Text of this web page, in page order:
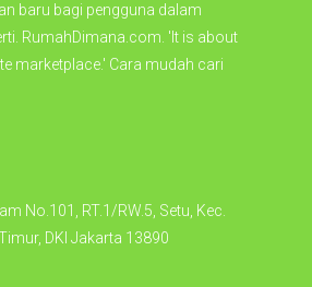
baru bagi pengguna dalam
RumahDimana.com. 'It is about
marketplace.' Cara mudah cari
No.101, RT.1/RW.5, Setu, Kec.
DKI Jakarta 13890